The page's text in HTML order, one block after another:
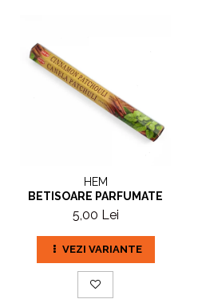
HEM
BETISOARE PARFUMATE
5,00 Lei
VEZI VARIANTE